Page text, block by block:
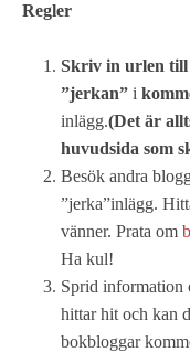
Regler
Skriv in urlen
”jerkan” i
inlägg.(Det är
huvudsida som
Besök andra
”jerka”inlägg.
vänner. Prata om
Ha kul!
Sprid information
hittar hit och kan
bokbloggar